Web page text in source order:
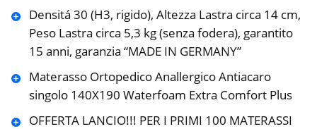
Densitá 30 (H3, rigido), Altezza Lastra circa 14 cm,
Peso Lastra circa 5,3 kg (senza fodera), garantito
15 anni, garanzia “MADE IN GERMANY”
Materasso Ortopedico Anallergico Antiacaro
singolo 140X190 Waterfoam Extra Comfort Plus
OFFERTA LANCIO!!! PER I PRIMI 100 MATERASSI